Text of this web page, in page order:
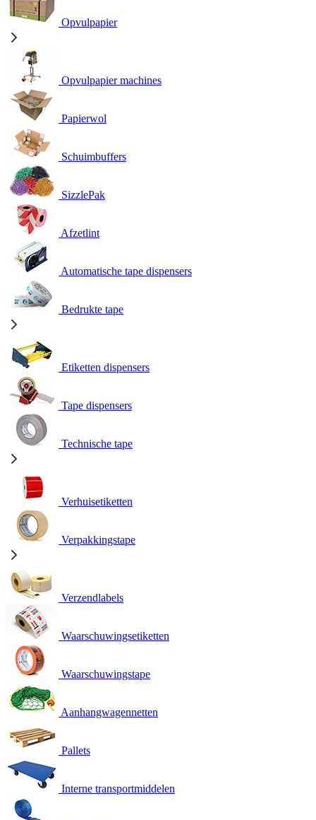
Opvulpapier
Opvulpapier machines
Papierwol
Schuimbuffers
SizzlePak
Afzetlint
Automatische tape dispensers
Bedrukte tape
Etiketten dispensers
Tape dispensers
Technische tape
Verhuisetiketten
Verpakkingstape
Verzendlabels
Waarschuwingsetiketten
Waarschuwingstape
Aanhangwagennetten
Pallets
Interne transportmiddelen